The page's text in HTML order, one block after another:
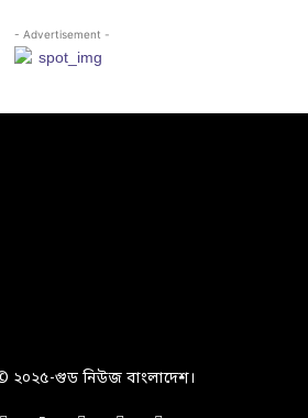
- Advertisement -
২০২৫-গুড নিউজ বাংলাদেশ।